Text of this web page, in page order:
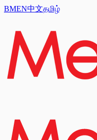
BMEN中文தமிழ்